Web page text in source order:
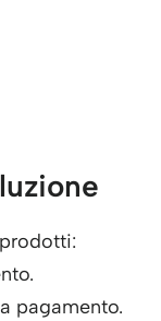
pagamento.